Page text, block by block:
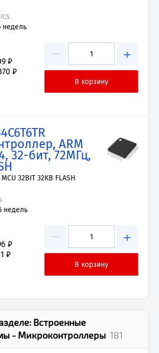
недель
− +
₽
₽
ARM
32-бит, 72МГц,
32BIT 32KB FLASH
недель
− +
₽
₽
Встроенные
- Микроконтроллеры 181